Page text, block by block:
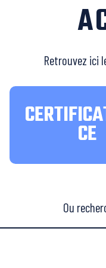
Retrouvez ici
CE
Ou